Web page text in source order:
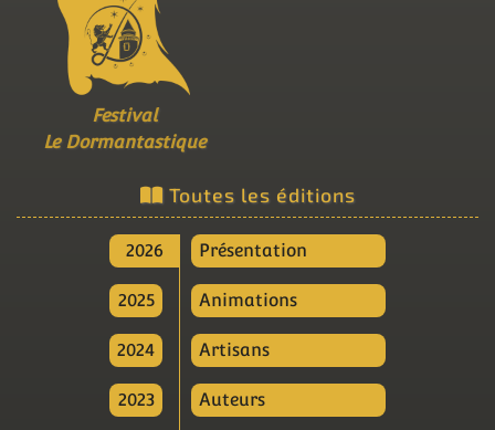
Festival
Le Dormantastique
Toutes les éditions
2026
2025
2024
2023
Présentation
Animations
Artisans
Auteurs